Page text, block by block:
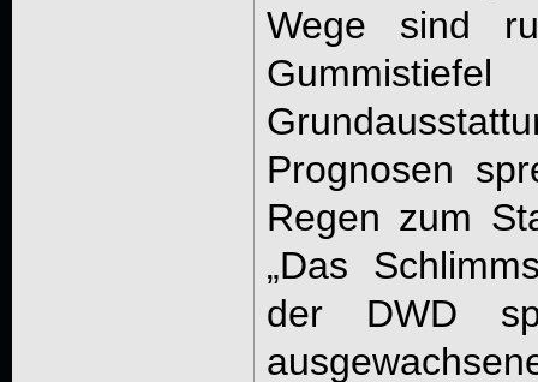
Wege sind
Prognosen
Regen zum
„Das
der DWD